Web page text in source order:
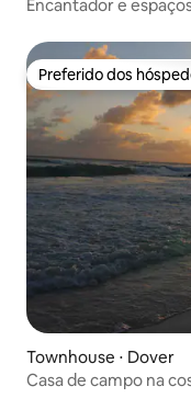
Encantador e
Preferido dos
Preferido dos
Townhouse ⋅ Dover
Casa de campo na